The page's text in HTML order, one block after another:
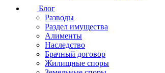
Блог
Разводы
Раздел имущества
Алименты
Наследство
Брачный договор
Жилищные споры